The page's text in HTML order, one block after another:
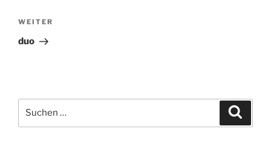
Nächster
Beitrag
WEITER
duo
Suchen